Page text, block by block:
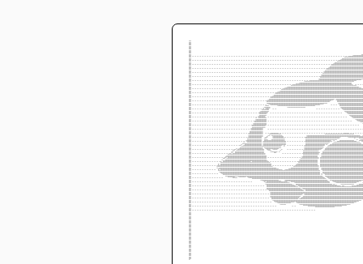
⣿
⣿
⣿
⣿⢀⢀⢀⢀⢀⢀⢀⢀⢀⢀⢀⢀⢀⢀⢀⢀⢀⢀⢀⢀⢀⢀⢀⢀⢀⢀⢀⢀⢀⢀⢀⢀⢀⠙⢿⣿⣿⣿⣿⣿⣿⣿⡿⣿⣾⣿⣿⣿⣿⣿⣿⣿⣿⣿⣿⣿⣿⣿⣿⣿⣿⣿⣿⣿⣿⣿⣿⣿⠿⠛⠉
⣿⢀⢀⢀⢀⢀⢀⢀⢀⢀⢀⢀⢀⢀⢀⢀⢀⢀⢀⢀⢀⢀⢀⢀⢀⢀⢀⢀⢀⢀⢀⢀⢀⢀⢀⢀⠈⠙⠛⠛⠉⠉⢀⢀⠈⠙⠛⠿⠿⣿⣿⣿⣿⣿⣿⣿⣿⣿⣿⣿⣿⣿⣿⠿⠿⠛⠋⠉
⣿⢀⢀⢀⢀⢀⢀⢀⢀⢀⢀⢀⢀⢀⢀⢀⢀⢀⢀⢀⢀⢀⢀⢀⢀⢀⢀⢀⢀⢀⢀⢀⢀⢀⢀⢀⢀⢀⢀⢀⢀⢀⢀⢀⢀⢀⢀⢀⢀⢀⢀⢀⠉⠉⠉⠉⠉⠉⠉⠉
⣿
⣿
⣿
⣿
⣿
⣿
⣿
⣿
⣿
⣿
⣿
⣿
⠁